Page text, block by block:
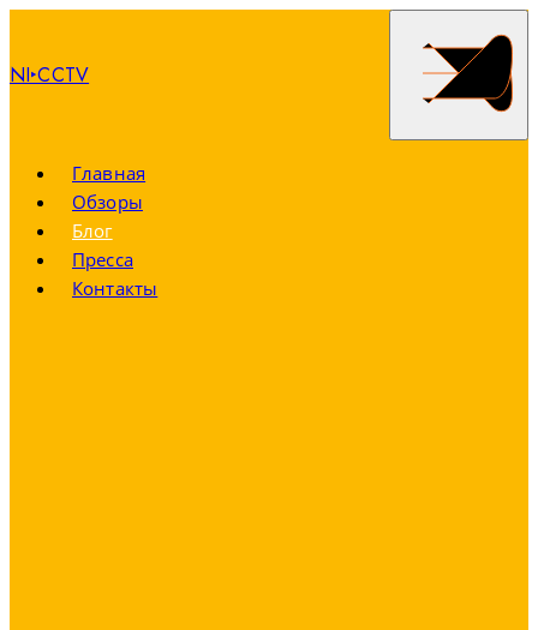
NI‣CCTV
Главная
Обзоры
Блог
Пресса
Контакты